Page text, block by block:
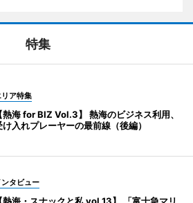
特集
リア特集
【熱海 for BIZ Vol.3】 熱海のビジネス利用、
け入れプレーヤーの最前線（後編）
タビュー
【熱海・スナックと私 vol.13】 「富士急マリ